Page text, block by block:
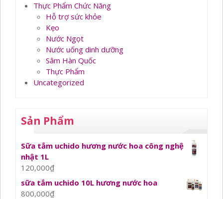
Thực Phẩm Chức Năng
Hỗ trợ sức khỏe
Kẹo
Nước Ngọt
Nước uống dinh dưỡng
Sâm Hàn Quốc
Thực Phẩm
Uncategorized
Sản Phẩm
Sữa tắm uchido hương nước hoa công nghệ
nhật 1L
120,000₫
sữa tắm uchido 10L hương nước hoa
800,000₫